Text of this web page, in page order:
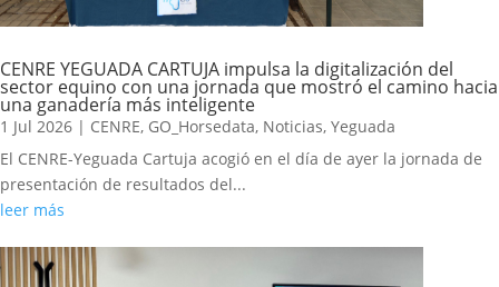
CENRE YEGUADA CARTUJA impulsa la digitalización del
sector equino con una jornada que mostró el camino hacia
una ganadería más inteligente
1 Jul 2026 | CENRE, GO_Horsedata, Noticias, Yeguada
El CENRE-Yeguada Cartuja acogió en el día de ayer la jornada de
presentación de resultados del...
leer más